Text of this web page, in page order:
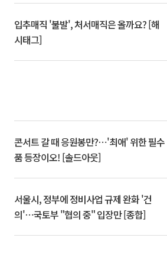
입추매직 '불발', 처서매직은 올까요? [해
시태그]
콘서트 갈 때 응원봉만?⋯'최애' 위한 필수
품 등장이오! [솔드아웃]
서울시, 정부에 정비사업 규제 완화 '건
의'⋯국토부 "협의 중" 입장만 [종합]